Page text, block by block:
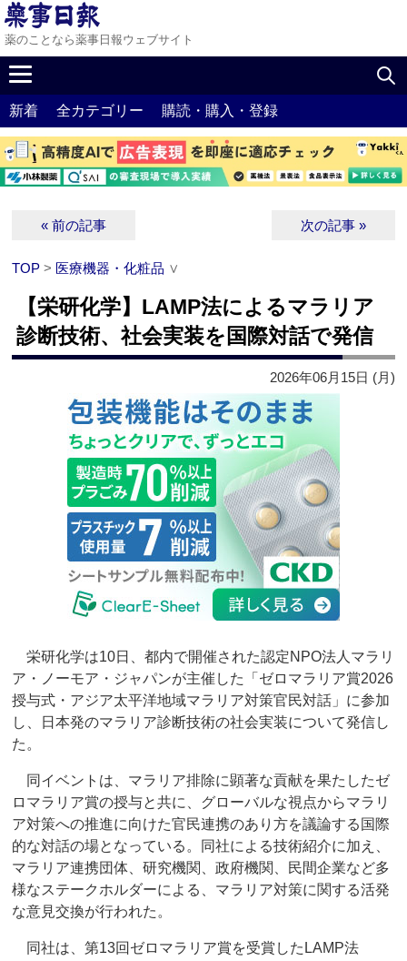
薬のことなら薬事日報ウェブサイト
新着 全カテゴリー 購読・購入・登録
« 前の記事 次の記事 »
TOP > 医療機器・化粧品 ∨
【栄研化学】LAMP法によるマラリア
診断技術、社会実装を国際対話で発信
2026年06月15日 (月)
栄研化学は10日、都内で開催された認定NPO法人マラリ
ア・ノーモア・ジャパンが主催した「ゼロマラリア賞2026
授与式・アジア太平洋地域マラリア対策官民対話」に参加
し、日本発のマラリア診断技術の社会実装について発信し
た。
同イベントは、マラリア排除に顕著な貢献を果たしたゼ
ロマラリア賞の授与と共に、グローバルな視点からマラリ
ア対策への推進に向けた官民連携のあり方を議論する国際
的な対話の場となっている。同社による技術紹介に加え、
マラリア連携団体、研究機関、政府機関、民間企業など多
様なステークホルダーによる、マラリア対策に関する活発
な意見交換が行われた。
同社は、第13回ゼロマラリア賞を受賞したLAMP法